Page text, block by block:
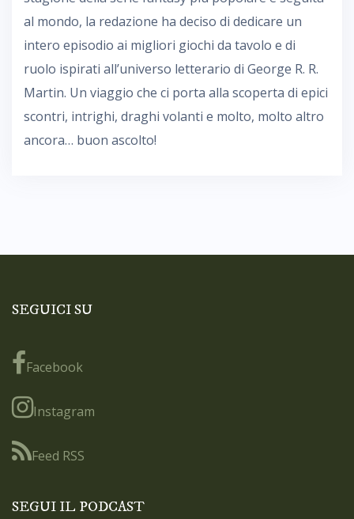
al mondo, la redazione ha deciso di dedicare un
intero episodio ai migliori giochi da tavolo e di
ruolo ispirati all’universo letterario di George R. R.
Martin. Un viaggio che ci porta alla scoperta di epici
scontri, intrighi, draghi volanti e molto, molto altro
ancora… buon ascolto!
SEGUICI SU
Facebook
Instagram
Feed RSS
SEGUI IL PODCAST